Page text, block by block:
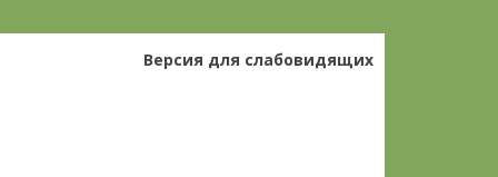
Версия для слабовидящих